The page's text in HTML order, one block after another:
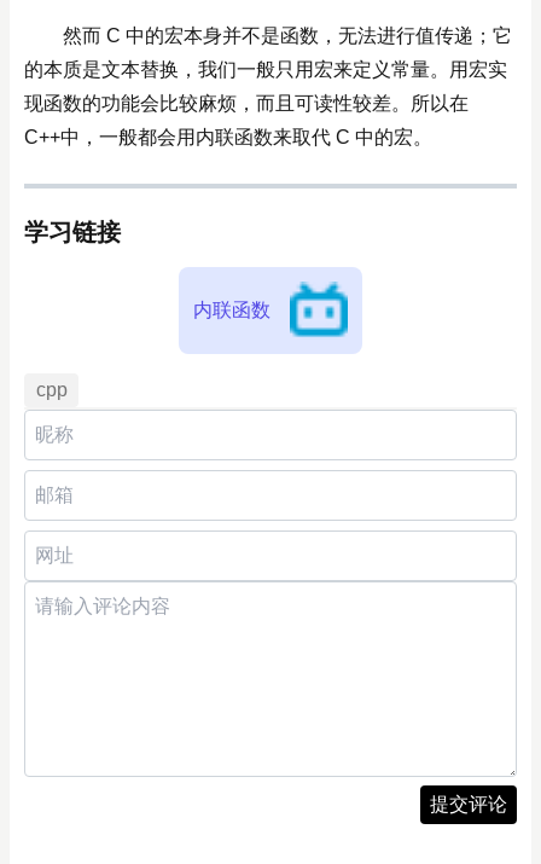
然而 C 中的宏本身并不是函数，无法进行值传递；它
的本质是文本替换，我们一般只用宏来定义常量。用宏实
现函数的功能会比较麻烦，而且可读性较差。所以在
C++中，一般都会用内联函数来取代 C 中的宏。
学习链接
内联函数
cpp
提交评论